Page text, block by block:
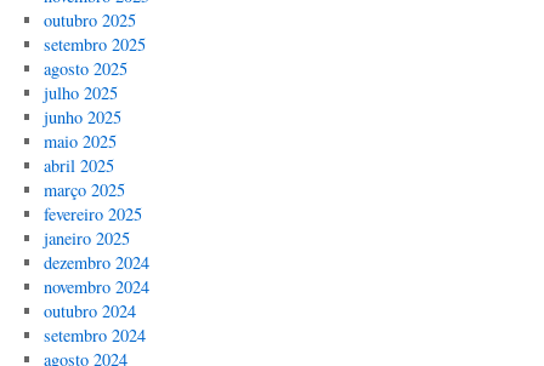
outubro 2025
setembro 2025
agosto 2025
julho 2025
junho 2025
maio 2025
abril 2025
março 2025
fevereiro 2025
janeiro 2025
dezembro 2024
novembro 2024
outubro 2024
setembro 2024
agosto 2024